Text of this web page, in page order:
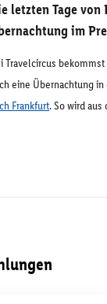
letzten Tage
im
Travelcircus
eine Übernachtung in
Frankfurt. So wird